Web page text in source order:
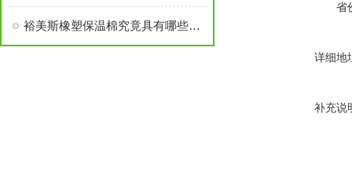
裕美斯橡塑保温棉究竟具有哪些优势，你知道吗？
省
详细地
补充说